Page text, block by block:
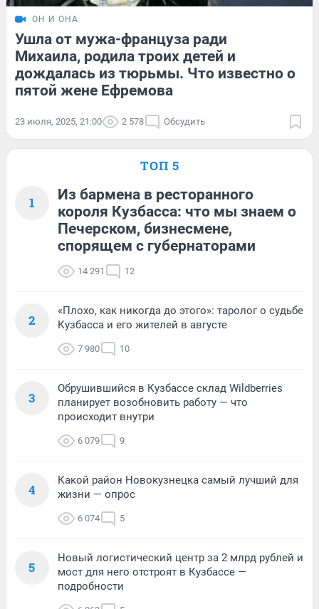
ОН И ОНА
Ушла от мужа-француза ради
Михаила, родила троих детей и
дождалась из тюрьмы. Что известно о
пятой жене Ефремова
23 июля, 2025, 21:00 2 578 Обсудить
ТОП 5
1
Из бармена в ресторанного
короля Кузбасса: что мы знаем о
Печерском, бизнесмене,
спорящем с губернаторами
14 291 12
2
«Плохо, как никогда до этого»: таролог о судьбе
Кузбасса и его жителей в августе
7 980 10
3
Обрушившийся в Кузбассе склад Wildberries
планирует возобновить работу — что
происходит внутри
6 079 9
4
Какой район Новокузнецка самый лучший для
жизни — опрос
6 074 5
5
Новый логистический центр за 2 млрд рублей и
мост для него отстроят в Кузбассе —
подробности